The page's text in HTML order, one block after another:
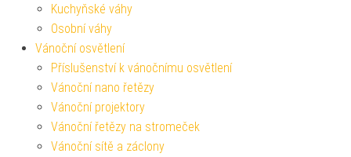
Kuchyňské váhy
Osobní váhy
Vánoční osvětlení
Příslušenství k vánočnímu osvětlení
Vánoční nano řetězy
Vánoční projektory
Vánoční řetězy na stromeček
Vánoční sítě a záclony